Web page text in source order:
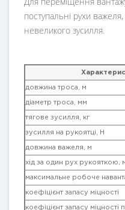
поступальні рухи
невеликого зусилля.
довжина троса, м
діаметр троса, мм
тягове зусилля, кг
зусилля на рукоятці, H
довжина важеля, м
хід за один рух рукояткою,
максимальне робоче
коефіцієнт запасу міцності
коефіцієнт запасу міцності